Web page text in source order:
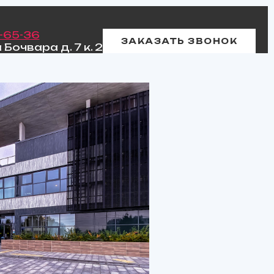
65-36
д. 7 к. 2 ЗАКАЗАТЬ ЗВОНОК